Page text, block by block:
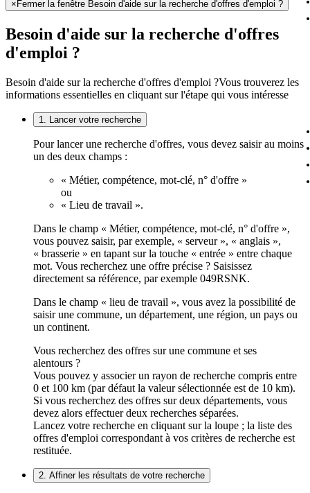
× Fermer la fenêtre Besoin d'aide sur la recherche d'offres d'emploi ?
Besoin d'aide sur la recherche d'offres
d'emploi ?
Besoin d'aide sur la recherche d'offres d'emploi ?Vous trouverez les
informations essentielles en cliquant sur l'étape qui vous intéresse
1. Lancer votre recherche
Pour lancer une recherche d'offres, vous devez saisir au moins
un des deux champs :
« Métier, compétence, mot-clé, n° d'offre »
ou
« Lieu de travail ».
Dans le champ « Métier, compétence, mot-clé, n° d'offre »,
vous pouvez saisir, par exemple, « serveur », « anglais »,
« brasserie » en tapant sur la touche « entrée » entre chaque
mot. Vous recherchez une offre précise ? Saisissez
directement sa référence, par exemple 049RSNK.
Dans le champ « lieu de travail », vous avez la possibilité de
saisir une commune, un département, une région, un pays ou
un continent.
Vous recherchez des offres sur une commune et ses
alentours ?
Vous pouvez y associer un rayon de recherche compris entre
0 et 100 km (par défaut la valeur sélectionnée est de 10 km).
Si vous recherchez des offres sur deux départements, vous
devez alors effectuer deux recherches séparées.
Lancez votre recherche en cliquant sur la loupe ; la liste des
offres d'emploi correspondant à vos critères de recherche est
restituée.
2. Affiner les résultats de votre recherche